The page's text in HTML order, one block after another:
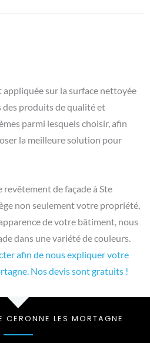
sur la surface nettoyée
produits de qualité et
parmi lesquels choisir, afin
la meilleure solution pour
de façade à Ste
non seulement votre propriété,
de votre bâtiment, nous
dans une variété de couleurs.
afin de nous expliquer votre
Nos devis sont gratuits !
LES MORTAGNE